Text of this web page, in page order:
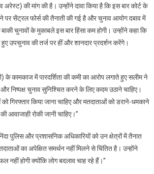
शानदार
प्रदर्शन
करेंगे
वाम
उम्मीदवार
:
मोहम्मद
अरेस्ट) की मांग की है। उन्होंने दावा किया है कि इस बार कोर्ट के
सेंट्रल फोर्स की तैनाती की गई है और चुनाव आयोग दबाव में
चुनावों के मुकाबले इस बार हिंसा कम होगी। उन्होंने कहा कि
उपचुनाव की तर्ज पर हीं और शानदार प्रदर्शन करेंगे।
के कामकाज में पारदर्शिता की कमी का आरोप लगाते हुए सलीम ने
निष्पक्ष चुनाव सुनिश्चित करने के लिए कदम उठाने चाहिए।
को गिरफ्तार किया जाना चाहिए और मतदाताओं को डराने-धमकाने
आवाजाही रोकी जानी चाहिए।”
पुलिस और प्रशासनिक अधिकारियों को उन क्षेत्रों में तैनात
का अपेक्षित समर्थन नहीं मिलने से चिंतित है। उन्होंने
नहीं होगी क्योंकि लोग बदलाव चाह रहे हैं।”